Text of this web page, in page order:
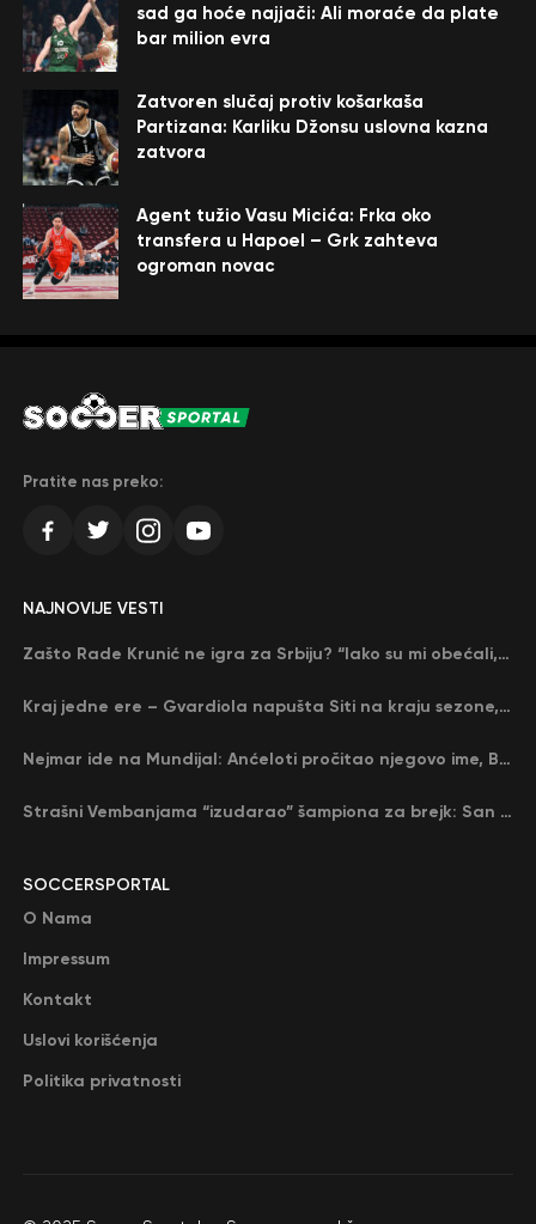
sad ga hoće najjači: Ali moraće da plate
bar milion evra
Zatvoren slučaj protiv košarkaša
Partizana: Karliku Džonsu uslovna kazna
zatvora
Agent tužio Vasu Micića: Frka oko
transfera u Hapoel – Grk zahteva
ogroman novac
Pratite nas preko:
SOCCERSPORTAL
O Nama
Impressum
Kontakt
Uslovi korišćenja
Politika privatnosti
NAJNOVIJE VESTI
Zašto Rade Krunić ne igra za Srbiju? “Iako su mi obećali, niko me nije zvao…”
Kraj jedne ere – Gvardiola napušta Siti na kraju sezone, menja ga njegov nekadašnji rival
Nejmar ide na Mundijal: Anćeloti pročitao njegovo ime, Brazil u delirijumu (VIDEO)
Strašni Vembanjama “izudarao” šampiona za brejk: San Antonio poveo protiv Oklahome